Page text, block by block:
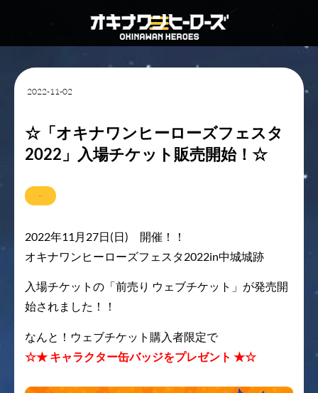
2022-11-02
☆「オキナワンヒーローズフェスタ
2022」入場チケット販売開始！☆
2022年11月27日(日) 開催！！
オキナワンヒーローズフェスタ2022in中城城跡
入場チケットの「前売り ウェブチケット」が発売開
始されました！！
なんと！ウェブチケット購入者限定で
☆★ キャラクター缶バッジをプレゼント ★☆